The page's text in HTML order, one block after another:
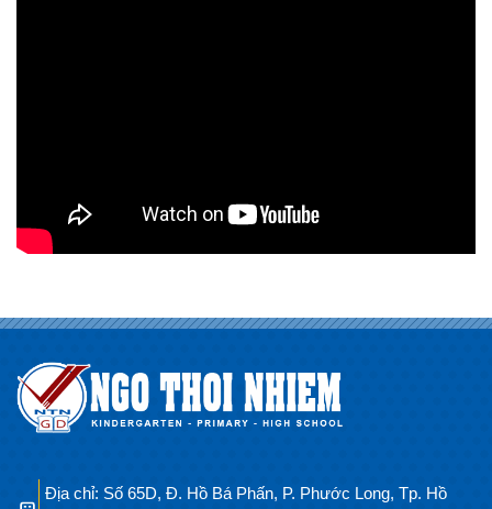
Địa chỉ: Số 65D, Đ. Hồ Bá Phấn, P. Phước Long, Tp. Hồ